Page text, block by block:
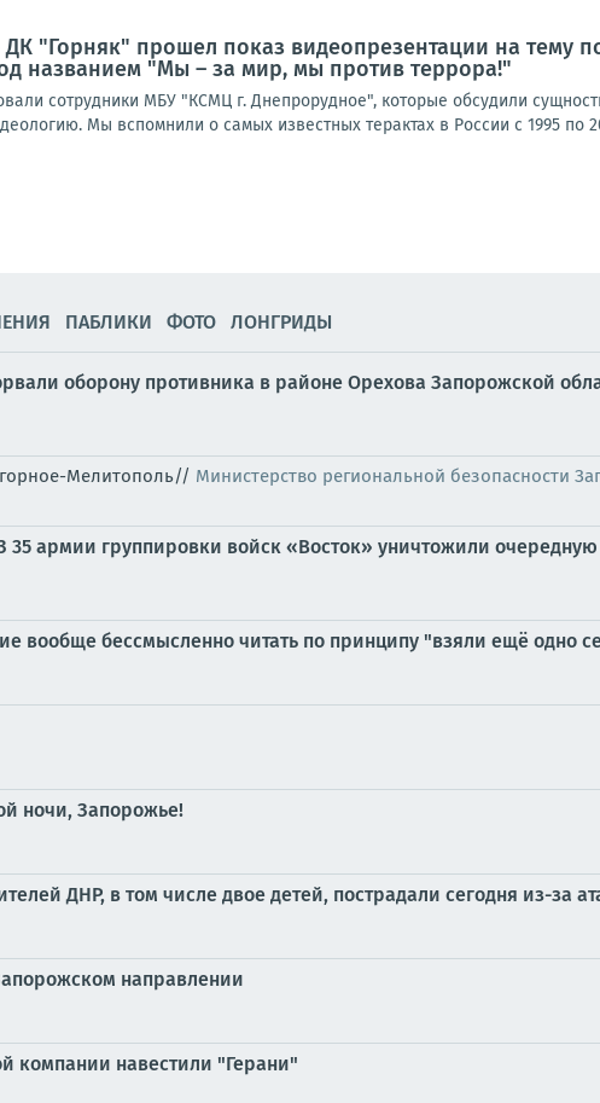
ДК "Горняк" прошел показ видеопрезентации на тему
названием "Мы – за мир, мы против террора!"
сотрудники МБУ "КСМЦ г. Днепрорудное", которые обсудили
Мы вспомнили о самых известных терактах в России с 1995 по
ПАБЛИКИ ФОТО ЛОНГРИДЫ
оборону противника в районе Орехова Запорожской
Мелитополь// Министерство региональной безопасности
35 армии группировки войск «Восток» уничтожили
вообще бессмысленно читать по принципу "взяли ещё одно
ночи, Запорожье!
ДНР, в том числе двое детей, пострадали сегодня из-за
направлении
компании навестили "Герани"